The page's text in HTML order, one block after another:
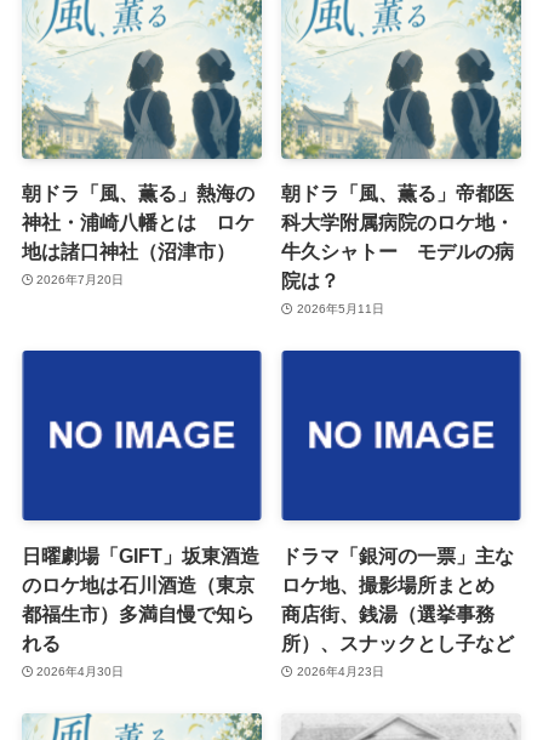
朝ドラ「風、薫る」熱海の
神社・浦崎八幡とは ロケ
地は諸口神社（沼津市）
2026年7月20日
朝ドラ「風、薫る」帝都医
科大学附属病院のロケ地・
牛久シャトー モデルの病
院は？
2026年5月11日
日曜劇場「GIFT」坂東酒造
のロケ地は石川酒造（東京
都福生市）多満自慢で知ら
れる
2026年4月30日
ドラマ「銀河の一票」主な
ロケ地、撮影場所まとめ
商店街、銭湯（選挙事務
所）、スナックとし子など
2026年4月23日